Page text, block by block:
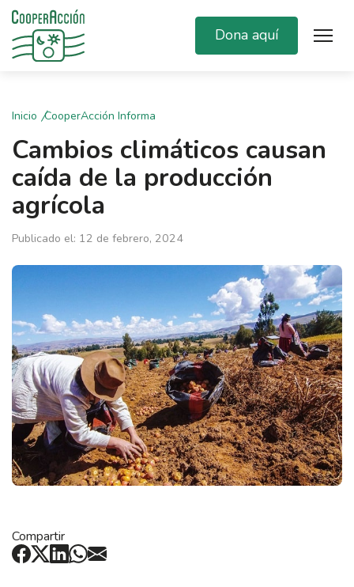
Dona aquí
Inicio CooperAcción Informa
Cambios climáticos causan
caída de la producción
agrícola
Publicado el: 12 de febrero, 2024
Compartir